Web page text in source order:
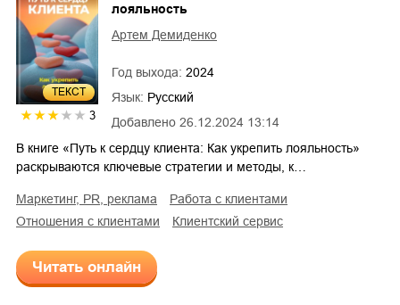
ТЕКСТ
3 Добавлено 26.12.2024 13:14
лояльность
Артем Демиденко
Год выхода: 2024
Язык: Русский
В книге «Путь к сердцу клиента: Как укрепить лояльность»
раскрываются ключевые стратегии и методы, к…
маркетинг, PR, реклама
работа с клиентами
отношения с клиентами
клиентский сервис
Читать онлайн